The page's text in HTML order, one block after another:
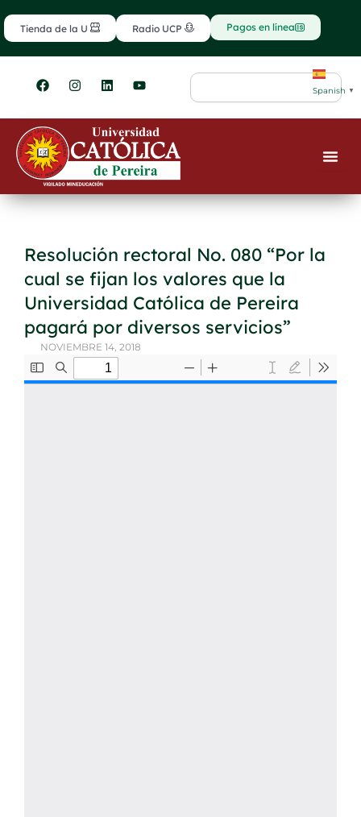
al
contenido
Tienda de la U Radio UCP Pagos en línea
F
a
e
b
o
o
k
I
n
t
g
r
m
L
i
k
e
d
i
n
Y
o
t
u
b
e
Search
Spanish ▼
Resolución rectoral No. 080 “Por la
cual se fijan los valores que la
Universidad Católica de Pereira
pagará por diversos servicios”
NOVIEMBRE 14, 2018